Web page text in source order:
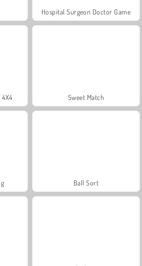
Hospital Surgeon Doctor Game
Sweet Match
Ball Sort